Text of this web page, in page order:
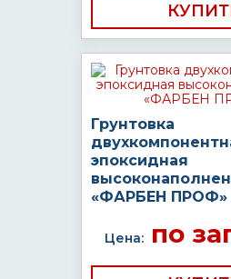
Грунтовка
эпоксидная
«ФАРБЕН ПРОФ»
Цена:по